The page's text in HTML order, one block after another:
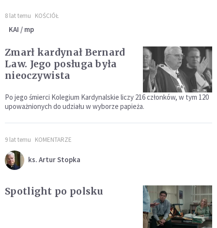
8 lat temu KOŚCIÓŁ
KAI / mp
Zmarł kardynał Bernard
Law. Jego posługa była
nieoczywista
Po jego śmierci Kolegium Kardynalskie liczy 216 członków, w tym 120
upoważnionych do udziału w wyborze papieża.
9 lat temu KOMENTARZE
ks. Artur Stopka
Spotlight po polsku